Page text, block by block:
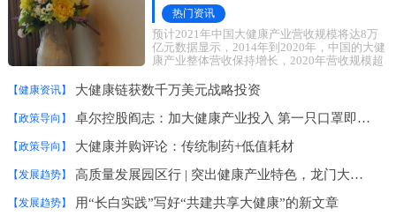
热门资讯
预计2021年中国大健康产业营收规模将达8万
亿元数据显示，2014年到2020年，中国的大健
康产业整体营收保持增长，2020年营收规模超
8.1%。艾媒
【健康资讯】 大健康链获数千万美元战略投资
【政策导向】 卓尔控股阎志：加大健康产业投入 第一只口罩即将出产
【政策导向】 大健康并购评论：传统制药+低值耗材
【发展趋势】 高质量发展园区行 | 突出健康产业特色，龙门大健康产业园走差异化发展之路
【发展趋势】 用“长白实践”写好“共建共享大健康”的新文章